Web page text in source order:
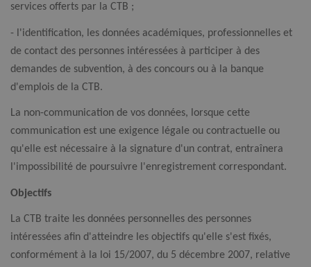
services offerts par la CTB ;
- l'identification, les données académiques, professionnelles et
de contact des personnes intéressées à participer à des
demandes de subvention, à des concours ou à la banque
d'emplois de la CTB.
La non-communication de vos données, lorsque cette
communication est une exigence légale ou contractuelle ou
qu'elle est nécessaire à la signature d'un contrat, entraînera
l'impossibilité de poursuivre l'enregistrement correspondant.
Objectifs
La CTB traite les données personnelles des personnes
intéressées afin d'atteindre les objectifs qu'elle s'est fixés,
conformément à la loi 15/2007, du 5 décembre 2007, relative